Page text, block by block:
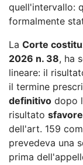
quell'intervallo:
formalmente
La Corte
2026 n. 38, ha
lineare: il
il termine
definitivo dopo
risultato
dell'art. 159
prevedeva una
prima